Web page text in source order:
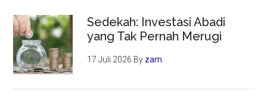
Sedekah: Investasi Abadi
yang Tak Pernah Merugi
17 Juli 2026 By zam